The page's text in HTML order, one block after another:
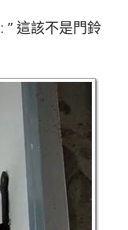
” 這該不是門鈴